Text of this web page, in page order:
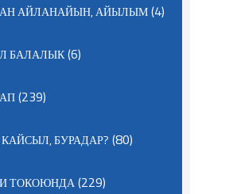
АЙЛАНАЙЫН, АЙЫЛЫМ(4)
БАЛАЛЫК(6)
(239)
БУРАДАР? (80)
ТОКОЮНДА(229)